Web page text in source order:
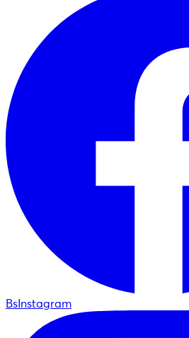
BsInstagram